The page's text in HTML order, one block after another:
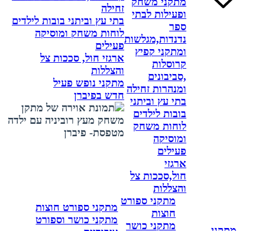
ופעילות לבתי
ספר
נדנדות,מגלשות
ומתקני קפיץ
קרוסלות
,סביבונים
ומנהרות זחילה
בתי עץ וביתני
בובות לילדים
לוחות משחק
ומוסיקה
פעילים
ארגזי
חול,סככות צל
והצללות
זחילה
בתי עץ וביתני בובות לילדים
לוחות משחק ומוסיקה
פעילים
ארגזי חול, סככות צל
והצללות
מתקני נופש פעיל
חדש בפיברן
מתקני ספורט
חוצות
מתקני כושר
מתקני ספורט חוצות
מתקני כושר וספורט